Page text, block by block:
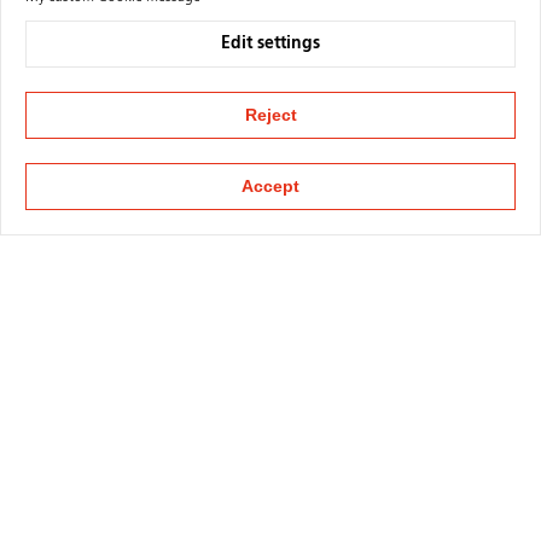
Edit settings
Reject
Accept